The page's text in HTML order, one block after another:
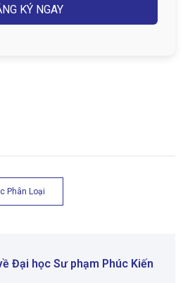
Phân Loại
Đại học Sư phạm Phúc Kiến